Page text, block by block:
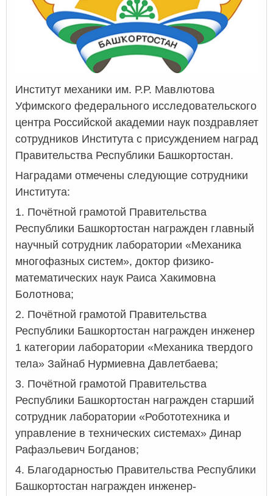
Институт механики им. Р.Р. Мавлютова
Уфимского федерального исследовательского
центра Российской академии наук поздравляет
сотрудников Института с присуждением наград
Правительства Республики Башкортостан.
Наградами отмечены следующие сотрудники
Института:
1. Почётной грамотой Правительства
Республики Башкортостан награжден главный
научный сотрудник лаборатории «Механика
многофазных систем», доктор физико-
математических наук Раиса Хакимовна
Болотнова;
2. Почётной грамотой Правительства
Республики Башкортостан награжден инженер
1 категории лаборатории «Механика твердого
тела» Зайнаб Нурмиевна Давлетбаева;
3. Почётной грамотой Правительства
Республики Башкортостан награжден старший
сотрудник лаборатории «Робототехника и
управление в технических системах» Динар
Рафаэльевич Богданов;
4. Благодарностью Правительства Республики
Башкортостан награжден инженер-